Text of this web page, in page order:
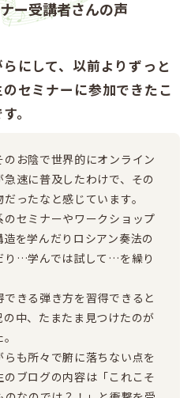
ー受講者さんの声
にして、以前よりずっと
セミナーに参加できたこ
。
お陰で世界的にオンライン
速に普及したわけで、その
ったなと感じています。
セミナーやワークショップ
を学んだりロシアン奏法の
り…学んでは試して…を繰り
きる弾き方を習得できると
中、たまたま見つけたのが
も所々で腑に落ちない点を
ブログの内容は「これこそ